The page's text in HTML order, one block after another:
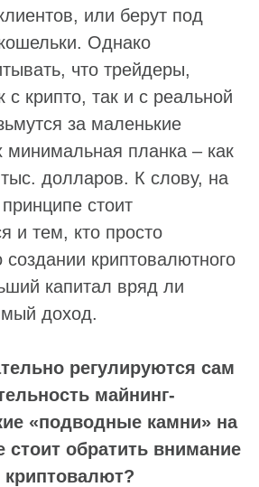
или берут под
Однако
что трейдеры,
крипто, так и с реальной
за маленькие
планка – как
долларов. К слову, на
стоит
и тем, кто просто
криптовалютного
капитал вряд ли
доход.
регулируются сам
майнинг-
«подводные камни» на
стоит обратить внимание